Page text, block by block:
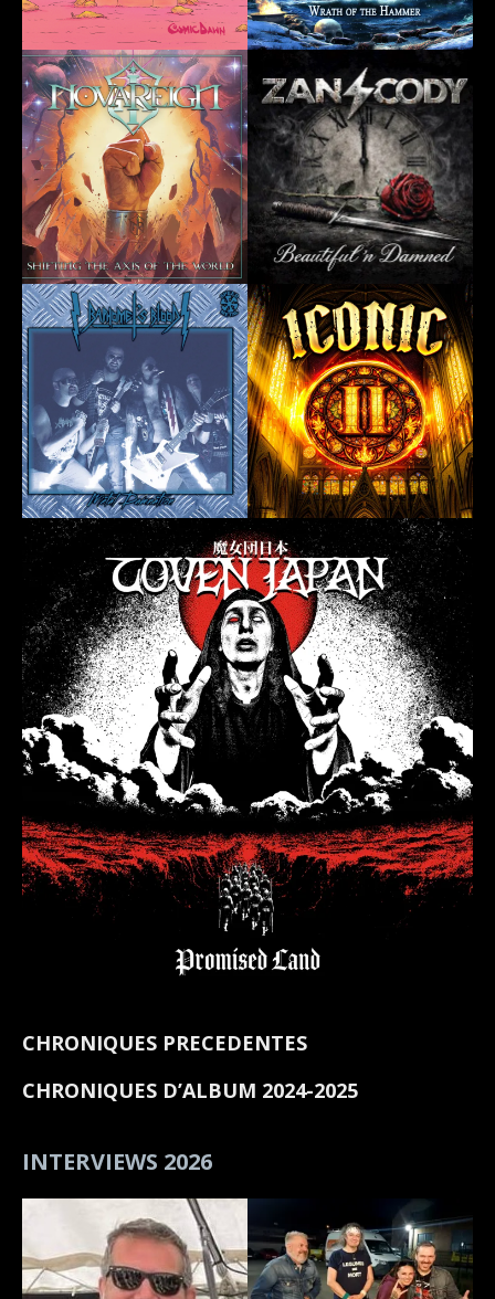
CHRONIQUES PRECEDENTES
CHRONIQUES D’ALBUM 2024-2025
INTERVIEWS 2026